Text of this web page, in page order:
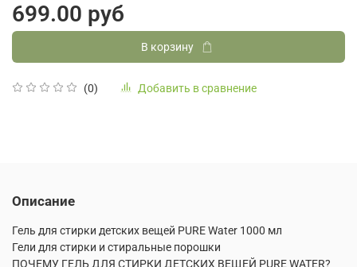
(0) Добавить в сравнение
699.00 руб
В корзину
Описание
Гель для стирки детских вещей PURE Water 1000 мл
Гели для стирки и стиральные порошки
ПОЧЕМУ ГЕЛЬ ДЛЯ СТИРКИ ДЕТСКИХ ВЕЩЕЙ PURE WATER?